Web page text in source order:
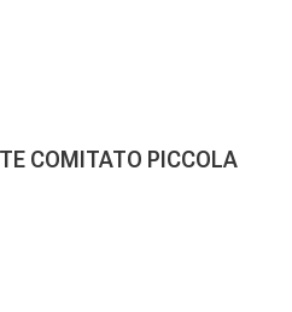
COMITATO PICCOLA